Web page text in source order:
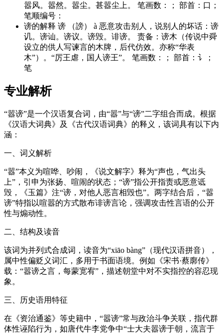
嚣风。嚣然。嚣尘。甚嚣尘上。 笔画数：； 部首：口；
笔顺编号：
谤的解释 谤 （謗） à 恶意攻击别人，说别人的坏话：谤
讥。谤讪。谤议。谤毁。诽谤。 责备：谤木（传说中舜
设立的供人写谏言的木牌，后代仿效。亦称“华表
木”）。“厉王虐，国人谤王”。 笔画数：； 部首：讠；
笔
专业解析
“嚣谤”是一个汉语复合词，由“嚣”与“谤”二字组合而成。根据
《汉语大词典》及《古代汉语词典》的释义，该词具有以下内
涵：
一、词义解析
“嚣”本义为喧哗、吵闹，《说文解字》释为“声也，气出头
上”，引申为张扬、喧闹的状态；“谤”指公开指责或恶意诋
毁，《玉篇》注“谤，对他人恶言相毁也”。两字结合后，“嚣
谤”特指以喧嚣的方式散布诽谤言论，强调攻击性言语的公开
性与煽动性。
二、结构及读音
该词为并列式合成词，读音为“xiāo bàng”（现代汉语拼音），
属中性偏贬义词汇，多用于书面语境。例如《宋书·蔡廓传》
载：“嚣谤之言，每蒙宽宥”，描述朝堂中对不实指控的容忍现
象。
三、历史语用特征
在《资治通鉴》等史籍中，“嚣谤”常与政治斗争关联，指代群
体性诬陷行为，如唐代牛李党争中“士大夫嚣谤于朝，流言于